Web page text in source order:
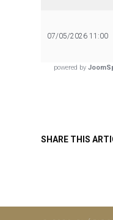
07/05/2026 11:00
powered by
SHARE THIS